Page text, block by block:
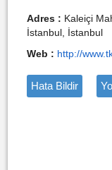
Adres : Kaleiçi
İstanbul, İstanbul
Web : http://
Hata Bildir